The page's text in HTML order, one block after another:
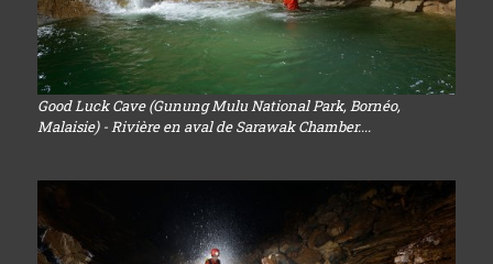
Good Luck Cave (Gunung Mulu National Park, Bornéo,
Malaisie) - Rivière en aval de Sarawak Chamber....